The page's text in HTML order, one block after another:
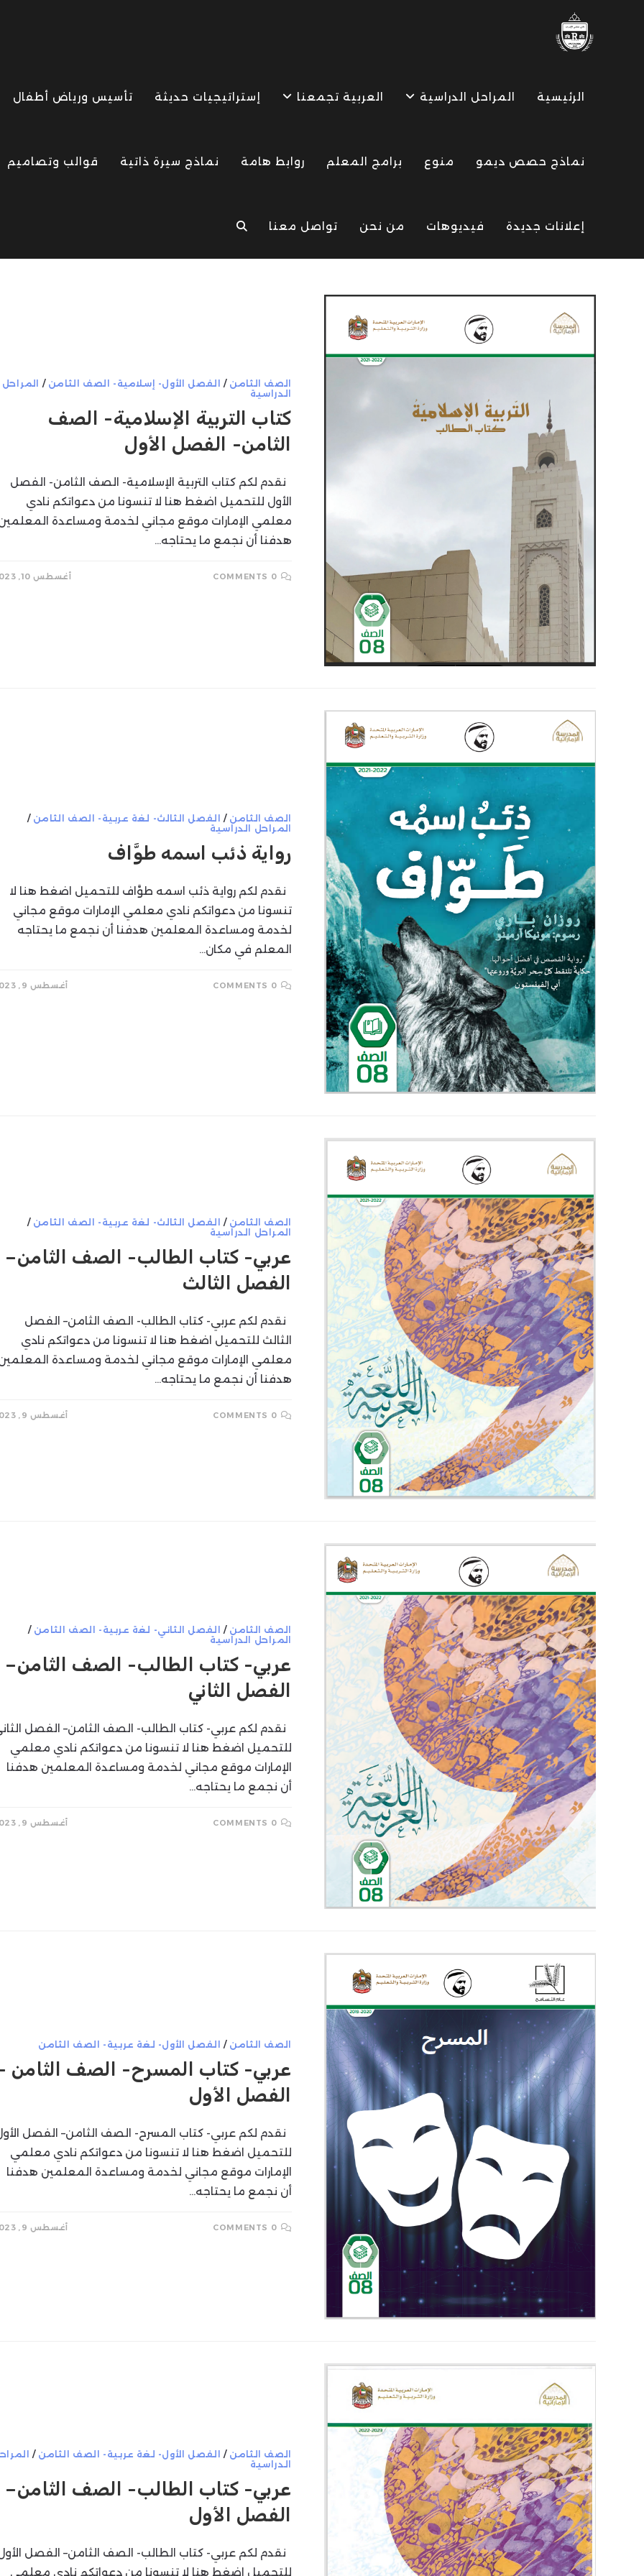
الرئيسية المراحل الدراسية العربية تجمعنا إستراتيجيات حديثة تأسيس ورياض أطفال
نماذج حصص ديمو منوع برامج المعلم روابط هامة نماذج سيرة ذاتية قوالب وتصاميم
إعلانات جديدة فيديوهات من نحن تواصل معنا TOGGLE
الصف الثامن / الفصل الأول- إسلامية- الصف الثامن /
المراحل
الدراسية
كتاب التربية الإسلامية- الصف
الثامن- الفصل الأول
نقدم لكم كتاب التربية الإسلامية- الصف الثامن- الفصل
الأول للتحميل اضغط هنا لا تنسونا من دعواتكم نادي
معلمي الإمارات موقع مجاني لخدمة ومساعدة
هدفنا أن نجمع ما يحتاجه…
0 COMMENTS أغسطس 10, 2023
الصف الثامن / الفصل الثالث- لغة عربية- الصف الثامن /
المراحل الدراسية
رواية ذئب اسمه طوَّاف
نقدم لكم رواية ذئب اسمه طوَّاف للتحميل اضغط هنا لا
تنسونا من دعواتكم نادي معلمي الإمارات موقع مجاني
لخدمة ومساعدة المعلمين هدفنا أن نجمع ما يحتاجه
المعلم في مكان…
0 COMMENTS أغسطس 9, 2023
الصف الثامن / الفصل الثالث- لغة عربية- الصف الثامن /
المراحل الدراسية
عربي- كتاب الطالب- الصف الثامن–
الفصل الثالث
نقدم لكم عربي- كتاب الطالب- الصف الثامن– الفصل
الثالث للتحميل اضغط هنا لا تنسونا من دعواتكم نادي
معلمي الإمارات موقع مجاني لخدمة ومساعدة
هدفنا أن نجمع ما يحتاجه…
0 COMMENTS أغسطس 9, 2023
الصف الثامن / الفصل الثاني- لغة عربية- الصف الثامن /
المراحل الدراسية
عربي- كتاب الطالب- الصف الثامن–
الفصل الثاني
نقدم لكم عربي- كتاب الطالب- الصف الثامن– الفصل
للتحميل اضغط هنا لا تنسونا من دعواتكم نادي معلمي
الإمارات موقع مجاني لخدمة ومساعدة المعلمين هدفنا
أن نجمع ما يحتاجه…
0 COMMENTS أغسطس 9, 2023
الصف الثامن / الفصل الأول- لغة عربية- الصف الثامن
عربي- كتاب المسرح- الصف الثامن
الفصل الأول
نقدم لكم عربي- كتاب المسرح- الصف الثامن– الفصل
للتحميل اضغط هنا لا تنسونا من دعواتكم نادي معلمي
الإمارات موقع مجاني لخدمة ومساعدة المعلمين هدفنا
أن نجمع ما يحتاجه…
0 COMMENTS أغسطس 9, 2023
الصف الثامن / الفصل الأول- لغة عربية- الصف الثامن /
الدراسية
عربي- كتاب الطالب- الصف الثامن–
الفصل الأول
نقدم لكم عربي- كتاب الطالب- الصف الثامن– الفصل
للتحميل اضغط هنا لا تنسونا من دعواتكم نادي معلمي